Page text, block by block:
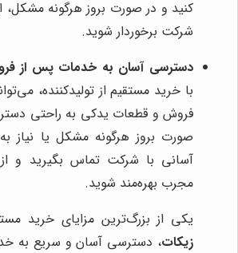
کنید و در صورت بروز هرگونه مشکل،
شرکت برخوردار شوید.
دسترسی آسان به خدمات پس از
با خرید مستقیم از تولیدکننده،
فروش و قطعات یدکی به راحتی
صورت بروز هرگونه مشکل یا نیاز به
آسانی با شرکت تماس بگیرید و
مجرب بهره‌مند شوید.
یکی از بزرگ‌ترین مزایای خرید
زیکات، دسترسی آسان و سریع به